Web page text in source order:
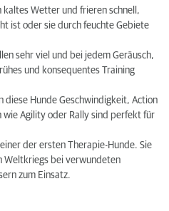
kaltes Wetter und frieren schnell,
ist oder sie durch feuchte Gebiete
sehr viel und bei jedem Geräusch,
und konsequentes Training
diese Hunde Geschwindigkeit, Action
Agility oder Rally sind perfekt für
der ersten Therapie-Hunde. Sie
Weltkriegs bei verwundeten
zum Einsatz.